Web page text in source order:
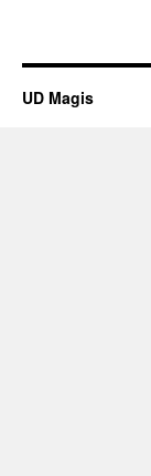
UD Magis